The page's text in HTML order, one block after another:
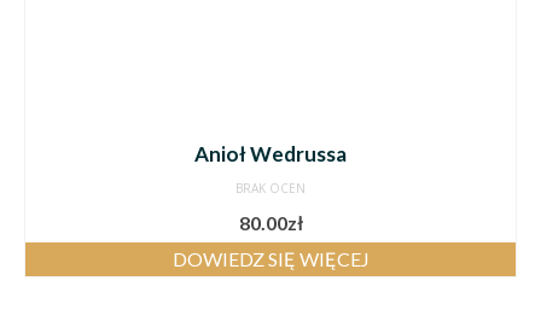
Anioł Wedrussa
BRAK OCEN
80.00zł
DOWIEDZ SIĘ WIĘCEJ